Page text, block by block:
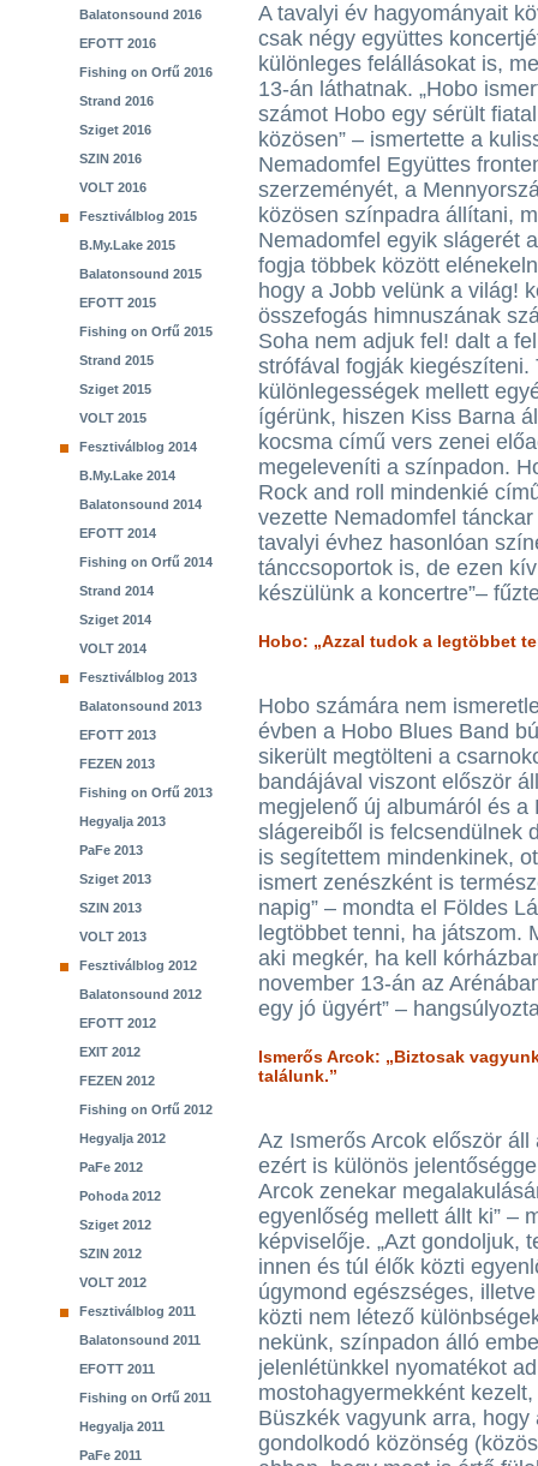
Balatonsound 2016
EFOTT 2016
Fishing on Orfű 2016
Strand 2016
Sziget 2016
SZIN 2016
VOLT 2016
Fesztiválblog 2015
B.My.Lake 2015
Balatonsound 2015
EFOTT 2015
Fishing on Orfű 2015
Strand 2015
Sziget 2015
VOLT 2015
Fesztiválblog 2014
B.My.Lake 2014
Balatonsound 2014
EFOTT 2014
Fishing on Orfű 2014
Strand 2014
Sziget 2014
VOLT 2014
Fesztiválblog 2013
Balatonsound 2013
EFOTT 2013
FEZEN 2013
Fishing on Orfű 2013
Hegyalja 2013
PaFe 2013
Sziget 2013
SZIN 2013
VOLT 2013
Fesztiválblog 2012
Balatonsound 2012
EFOTT 2012
EXIT 2012
FEZEN 2012
Fishing on Orfű 2012
Hegyalja 2012
PaFe 2012
Pohoda 2012
Sziget 2012
SZIN 2012
VOLT 2012
Fesztiválblog 2011
Balatonsound 2011
EFOTT 2011
Fishing on Orfű 2011
Hegyalja 2011
PaFe 2011
A tavalyi év hagyományait
csak négy együttes
különleges felállásokat is,
13-án láthatnak. „Hobo
számot Hobo egy sérült
közösen” – ismertette a
Nemadomfel Együttes
szerzeményét, a
közösen színpadra állítani,
Nemadomfel egyik slágerét
fogja többek között
hogy a Jobb velünk a világ!
összefogás himnuszának
Soha nem adjuk fel! dalt a
strófával fogják kiegészíteni.
különlegességek mellett
ígérünk, hiszen Kiss Barna
kocsma című vers zenei
megeleveníti a színpadon.
Rock and roll mindenkié
vezette Nemadomfel
tavalyi évhez hasonlóan
tánccsoportok is, de ezen
készülünk a koncertre”–
Hobo: „Azzal tudok a legtöbbet
Hobo számára nem
évben a Hobo Blues Band
sikerült megtölteni a
bandájával viszont először
megjelenő új albumáról és
slágereiből is felcsendülnek
is segítettem mindenkinek,
ismert zenészként is
napig” – mondta el Földes
legtöbbet tenni, ha játszom.
aki megkér, ha kell
november 13-án az
egy jó ügyért” –
Ismerős Arcok: „Biztosak
találunk.”
Az Ismerős Arcok először
ezért is különös
Arcok zenekar
egyenlőség mellett állt ki” –
képviselője. „Azt gondoljuk,
innen és túl élők közti
úgymond egészséges,
közti nem létező
nekünk, színpadon álló
jelenlétünkkel nyomatékot
mostohagyermekként
Büszkék vagyunk arra,
gondolkodó közönség